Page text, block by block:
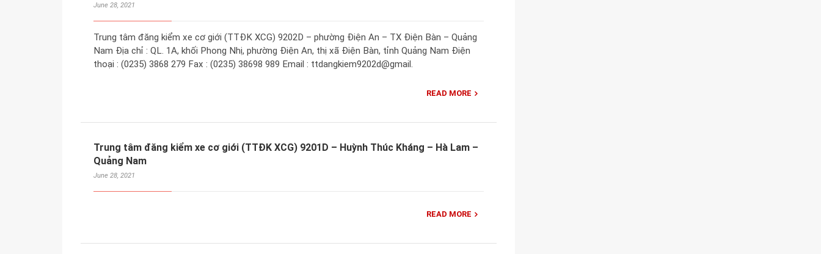
June 28, 2021
Trung tâm đăng kiểm xe cơ giới (TTĐK XCG) 9202D – phường Điện An – TX Điện Bàn – Quảng
Nam Địa chỉ : QL. 1A, khối Phong Nhị, phường Điện An, thị xã Điện Bàn, tỉnh Quảng Nam Điện
thoại : (0235) 3868 279 Fax : (0235) 38698 989 Email : ttdangkiem9202d@gmail.
READ MORE
Trung tâm đăng kiểm xe cơ giới (TTĐK XCG) 9201D – Huỳnh Thúc Kháng – Hà Lam –
Quảng Nam
June 28, 2021
READ MORE